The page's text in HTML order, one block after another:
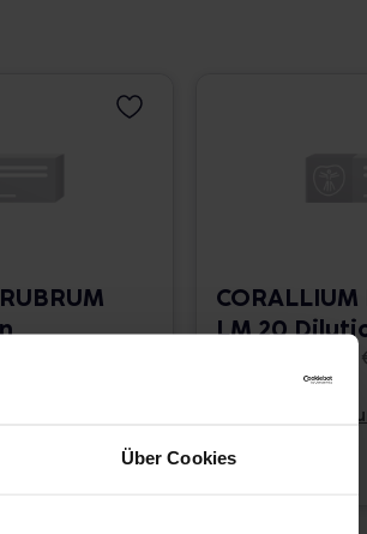
Über Cookies
CORALLIUM
LM 20
10 ml • 1.662,00
Pflichtangaben
16,62